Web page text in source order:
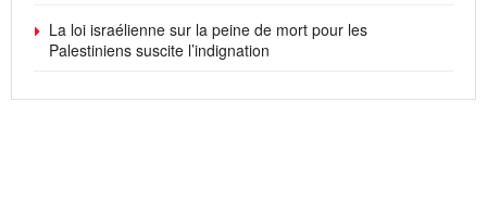
La loi israélienne sur la peine de mort pour les
Palestiniens suscite l’indignation